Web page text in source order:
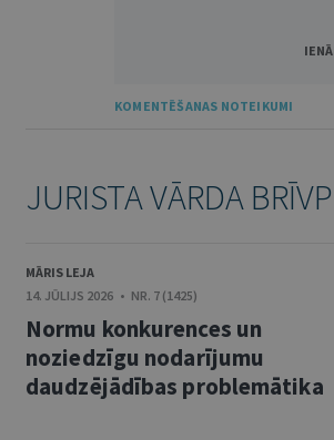
KOMENTĒŠANAS NOTEIKUMI
JURISTA VĀRDA
MĀRIS LEJA
14. JŪLIJS 2026 • NR. 7 (1425)
Normu konkurences un
noziedzīgu nodarījumu
daudzējādības problemātika